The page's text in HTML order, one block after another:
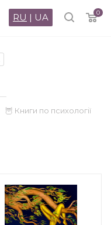
0
RU | UA
🦉 Книги по психології